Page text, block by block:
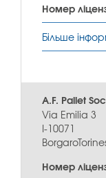
Номер
Більше
A.F. Pallet
Via Emilia 3
I-10071
Номер